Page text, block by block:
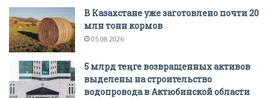
В Казахстане уже заготовлено почти 20
млн тонн кормов
05.08.2026
5 млрд теңге возвращенных активов
выделены на строительство
водопровода в Актюбинской области